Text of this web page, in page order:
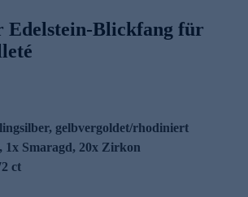
Edelstein-Blickfang für
gelbvergoldet/rhodiniert
1x Smaragd, 20x Zirkon
ct